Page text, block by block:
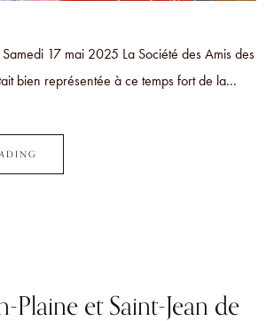
17 mai 2025 La Société des Amis des
bien représentée à ce temps fort de la...
Plaine et Saint-Jean de